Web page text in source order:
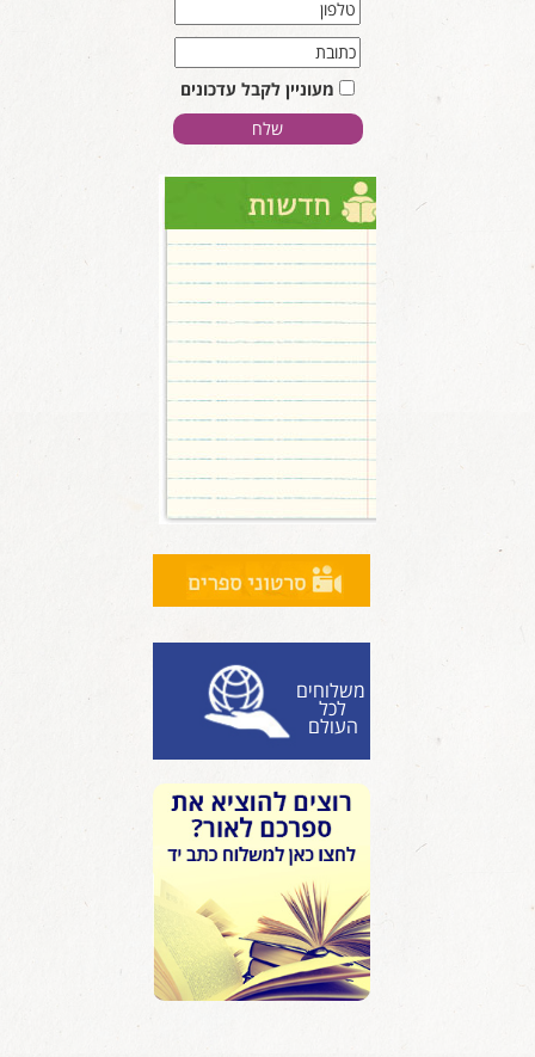
מעוניין לקבל עדכונים
משלוחים
לכל
העולם